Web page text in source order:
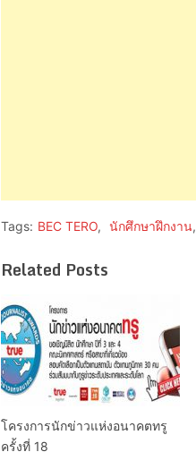
Tags: BEC TERO, นักศึกษาฝึกงาน,
Related Posts
โครงการนักข่าวแห่งอนาคตทรู
ครั้งที่ 18